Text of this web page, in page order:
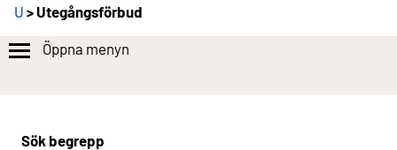
U > Utegångsförbud
Öppna menyn
Sök begrepp